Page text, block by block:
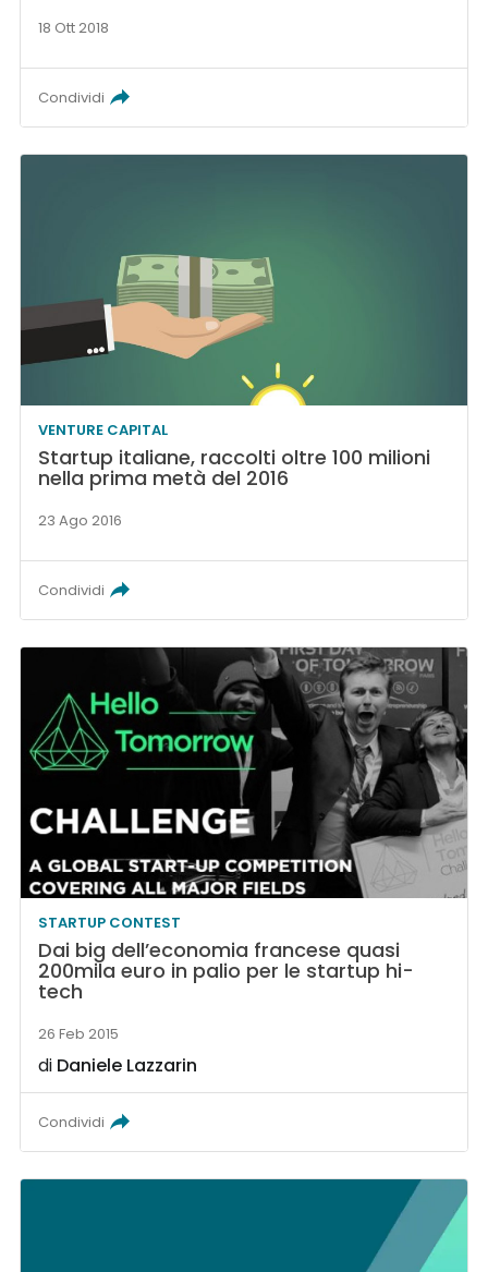
18 Ott 2018
Condividi
VENTURE CAPITAL
Startup italiane, raccolti oltre 100 milioni
nella prima metà del 2016
23 Ago 2016
Condividi
STARTUP CONTEST
Dai big dell’economia francese quasi
200mila euro in palio per le startup hi-
tech
26 Feb 2015
di Daniele Lazzarin
Condividi